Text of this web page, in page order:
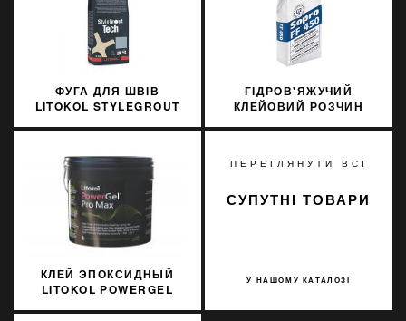
ФУГА ДЛЯ ШВІВ
LITOKOL STYLEGROUT
ГІДРОВ'ЯЖУЧИЙ
КЛЕЙОВИЙ РОЗЧИН
КЛЕЙ ЭПОКСИДНЫЙ
LITOKOL POWERGEL
ПЕРЕГЛЯНУТИ ВСІ
У НАШОМУ КАТАЛОЗІ
СУПУТНІ ТОВАРИ